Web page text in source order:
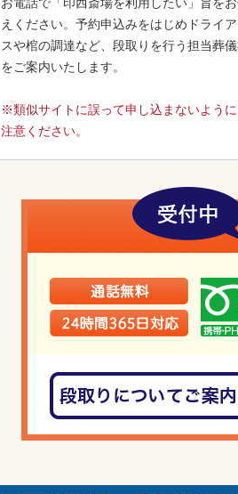
えください。予約申込みをはじめドライア
スや棺の調達など、段取りを行う担当葬
をご案内いたします。
※類似サイトに誤って申し込まないよう
注意ください。